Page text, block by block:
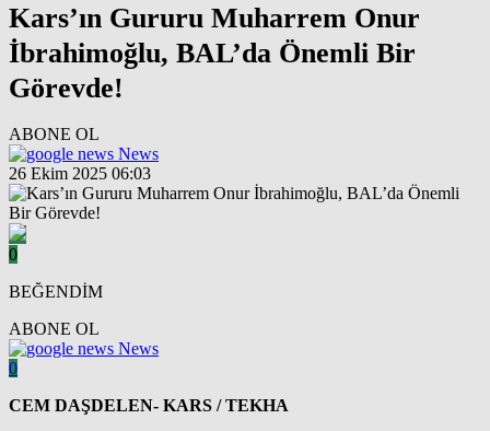
Kars’ın Gururu Muharrem Onur
İbrahimoğlu, BAL’da Önemli Bir
Görevde!
ABONE OL
News
26 Ekim 2025 06:03
0
BEĞENDİM
ABONE OL
News
0
CEM DAŞDELEN- KARS / TEKHA